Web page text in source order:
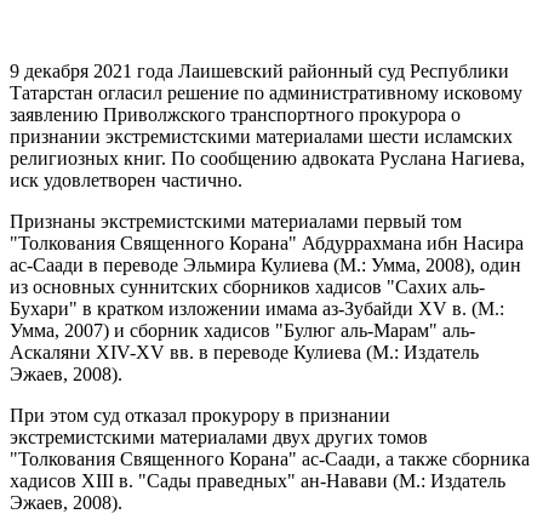
9 декабря 2021 года Лаишевский районный суд Республики
Татарстан огласил решение по административному исковому
заявлению Приволжского транспортного прокурора о
признании экстремистскими материалами шести исламских
религиозных книг. По сообщению адвоката Руслана Нагиева,
иск удовлетворен частично.
Признаны экстремистскими материалами первый том
"Толкования Священного Корана" Абдуррахмана ибн Насира
ас-Саади в переводе Эльмира Кулиева (М.: Умма, 2008), один
из основных суннитских сборников хадисов "Сахих аль-
Бухари" в кратком изложении имама аз-Зубайди XV в. (М.:
Умма, 2007) и сборник хадисов "Булюг аль-Марам" аль-
Аскаляни XIV-XV вв. в переводе Кулиева (М.: Издатель
Эжаев, 2008).
При этом суд отказал прокурору в признании
экстремистскими материалами двух других томов
"Толкования Священного Корана" ас-Саади, а также сборника
хадисов XIII в. "Сады праведных" ан-Навави (М.: Издатель
Эжаев, 2008).